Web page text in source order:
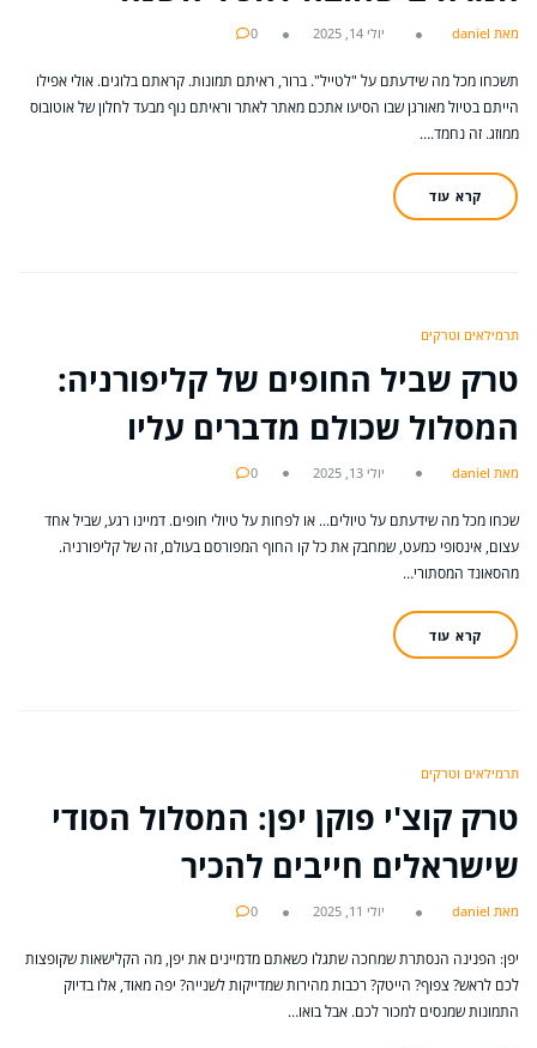
מאת daniel יולי 14, 2025 0
תשכחו מכל מה שידעתם על "לטייל". ברור, ראיתם תמונות. קראתם בלוגים. אולי אפילו
הייתם בטיול מאורגן שבו הסיעו אתכם מאתר לאתר וראיתם נוף מבעד לחלון של אוטובוס
ממוזג. זה נחמד.…
קרא עוד
תרמילאים וטרקים
טרק שביל החופים של קליפורניה:
המסלול שכולם מדברים עליו
מאת daniel יולי 13, 2025 0
שכחו מכל מה שידעתם על טיולים... או לפחות על טיולי חופים. דמיינו רגע, שביל אחד
עצום, אינסופי כמעט, שמחבק את כל קו החוף המפורסם בעולם, זה של קליפורניה.
מהסאונד המסתורי…
קרא עוד
תרמילאים וטרקים
טרק קוצ'י פוקן יפן: המסלול הסודי
שישראלים חייבים להכיר
מאת daniel יולי 11, 2025 0
יפן: הפנינה הנסתרת שמחכה שתגלו כשאתם מדמיינים את יפן, מה הקלישאות שקופצות
לכם לראש? צפוף? הייטק? רכבות מהירות שמדייקות לשנייה? יפה מאוד, אלו בדיוק
התמונות שמנסים למכור לכם. אבל בואו…